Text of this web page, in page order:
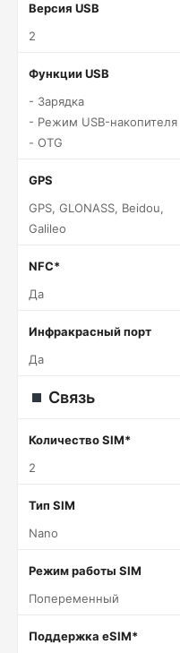
Версия USB
2
Функции USB
- Зарядка
- Режим USB-накопителя
- OTG
GPS
GPS, GLONASS, Beidou,
Galileo
NFC*
Да
Инфракрасный порт
Да
Связь
Количество SIM*
2
Тип SIM
Nano
Режим работы SIM
Попеременный
Поддержка eSIM*